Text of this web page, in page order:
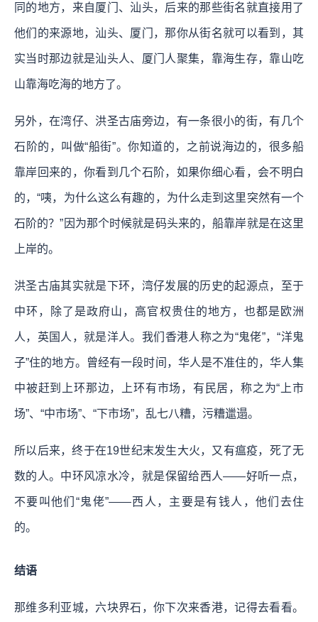
同的地方，来自厦门、汕头，后来的那些街名就直接用了
他们的来源地，汕头、厦门，那你从街名就可以看到，其
实当时那边就是汕头人、厦门人聚集，靠海生存，靠山吃
山靠海吃海的地方了。
另外，在湾仔、洪圣古庙旁边，有一条很小的街，有几个
石阶的，叫做“船街”。你知道的，之前说海边的，很多船
靠岸回来的，你看到几个石阶，如果你细心看，会不明白
的，“咦，为什么这么有趣的，为什么走到这里突然有一个
石阶的？”因为那个时候就是码头来的，船靠岸就是在这里
上岸的。
洪圣古庙其实就是下环，湾仔发展的历史的起源点，至于
中环，除了是政府山，高官权贵住的地方，也都是欧洲
人，英国人，就是洋人。我们香港人称之为“鬼佬”，“洋鬼
子”住的地方。曾经有一段时间，华人是不准住的，华人集
中被赶到上环那边，上环有市场，有民居，称之为“上市
场”、“中市场”、“下市场”，乱七八糟，污糟邋遢。
所以后来，终于在19世纪末发生大火，又有瘟疫，死了无
数的人。中环风凉水冷，就是保留给西人——好听一点，
不要叫他们“鬼佬”——西人，主要是有钱人，他们去住
的。
结语
那维多利亚城，六块界石，你下次来香港，记得去看看。